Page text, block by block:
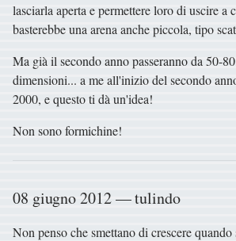
lasciarla aperta e permettere loro di uscire a
basterebbe una arena anche piccola, tipo
Ma già il secondo anno passeranno da 50-
dimensioni... a me all'inizio del secondo
2000, e questo ti dà un'idea!
Non sono formichine!
08 giugno 2012 — tulindo
Non penso che smettano di crescere